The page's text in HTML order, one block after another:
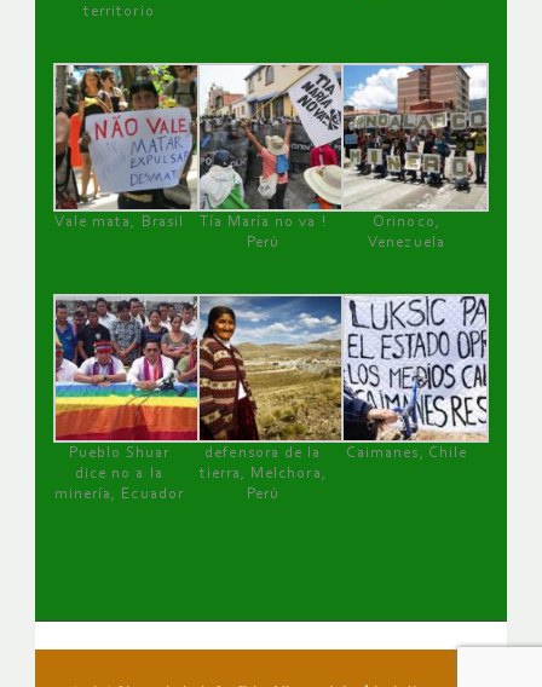
territorio
Vale mata, Brasil
Tía María no va !
Perú
Orinoco,
Venezuela
Pueblo Shuar
dice no a la
minería, Ecuador
defensora de la
tierra, Melchora,
Perú
Caimanes, Chile